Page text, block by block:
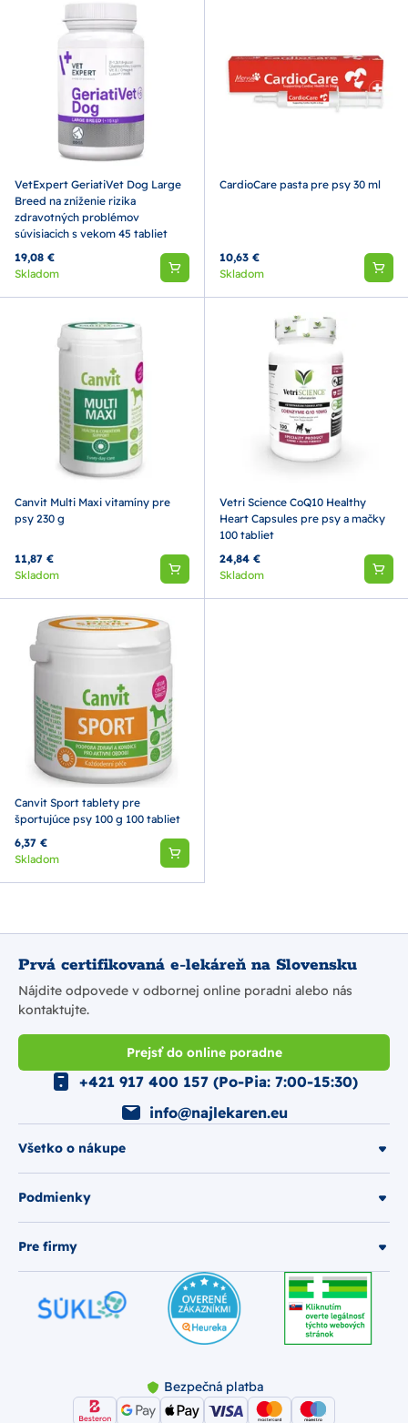
VetExpert GeriatiVet Dog Large
Breed na zníženie rizika
zdravotných problémov
súvisiacich s vekom 45 tabliet
19,08 €
Skladom
CardioCare pasta pre psy 30 ml
10,63 €
Skladom
Canvit Multi Maxi vitamíny pre
psy 230 g
11,87 €
Skladom
Vetri Science CoQ10 Healthy
Heart Capsules pre psy a mačky
100 tabliet
24,84 €
Skladom
Canvit Sport tablety pre
športujúce psy 100 g 100 tabliet
6,37 €
Skladom
Prvá certifikovaná e-lekáreň na Slovensku
Nájdite odpovede v odbornej online poradni alebo nás
kontaktujte.
Prejsť do online poradne
Všetko o nákupe
Podmienky
Pre firmy
+421 917 400 157 (Po-Pia: 7:00-15:30)
info@najlekaren.eu
Bezpečná platba